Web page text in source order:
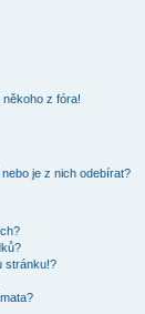
z fóra!
je z nich odebírat?
stránku!?